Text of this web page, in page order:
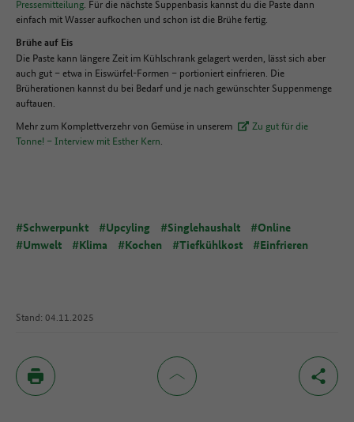
Pressemitteilung. Für die nächste Suppenbasis kannst du die Paste dann
einfach mit Wasser aufkochen und schon ist die Brühe fertig.
Brühe auf Eis
Die Paste kann längere Zeit im Kühlschrank gelagert werden, lässt sich aber
auch gut – etwa in Eiswürfel-Formen – portioniert einfrieren. Die
Brüherationen kannst du bei Bedarf und je nach gewünschter Suppenmenge
auftauen.
Mehr zum Komplettverzehr von Gemüse in unserem
Zu gut für die
Tonne! – Interview mit Esther Kern.
#Schwerpunkt #Upcyling #Singlehaushalt
#Online
#Umwelt
#Klima #Kochen #Tiefkühlkost #Einfrieren
Stand: 04.11.2025